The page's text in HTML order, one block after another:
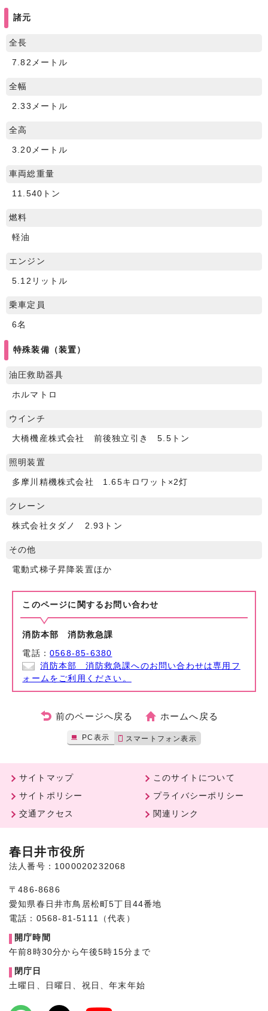
諸元
全長
7.82メートル
全幅
2.33メートル
全高
3.20メートル
車両総重量
11.540トン
燃料
軽油
エンジン
5.12リットル
乗車定員
6名
特殊装備（装置）
油圧救助器具
ホルマトロ
ウインチ
大橋機産株式会社 前後独立引き 5.5トン
照明装置
多摩川精機株式会社 1.65キロワット×2灯
クレーン
株式会社タダノ 2.93トン
その他
電動式梯子昇降装置ほか
このページに関する お問い合わせ
消防本部 消防救急課
電話：0568-85-6380
消防本部 消防救急課へのお問い合わせは専用フ
ォームをご利用ください。
前のページへ戻る ホームへ戻る
PC表示 スマートフォン表示
サイトマップ
このサイトについて
サイトポリシー
プライバシーポリシー
交通アクセス
関連リンク
春日井市役所
法人番号：1000020232068
〒486-8686
愛知県春日井市鳥居松町5丁目44番地
電話：0568-81-5111（代表）
開庁時間
午前8時30分から午後5時15分まで
閉庁日
土曜日、日曜日、祝日、年末年始